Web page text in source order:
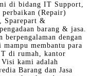
di bidang IT Support,
(Repair)
Sparepart &
barang & jasa.
berpengalaman dengan
membantu para
di rumah, kantor
Visi kami adalah
Barang dan Jasa